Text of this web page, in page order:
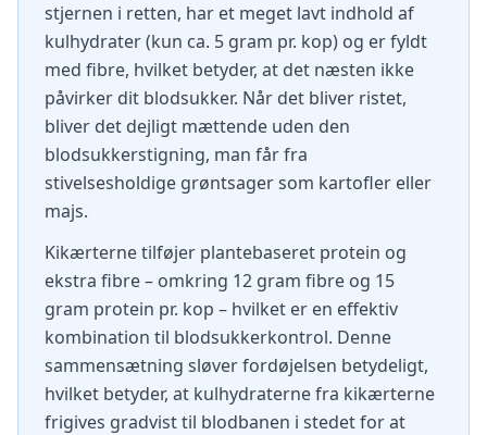
stjernen i retten, har et meget lavt indhold af
kulhydrater (kun ca. 5 gram pr. kop) og er fyldt
med fibre, hvilket betyder, at det næsten ikke
påvirker dit blodsukker. Når det bliver ristet,
bliver det dejligt mættende uden den
blodsukkerstigning, man får fra
stivelsesholdige grøntsager som kartofler eller
majs.
Kikærterne tilføjer plantebaseret protein og
ekstra fibre – omkring 12 gram fibre og 15
gram protein pr. kop – hvilket er en effektiv
kombination til blodsukkerkontrol. Denne
sammensætning sløver fordøjelsen betydeligt,
hvilket betyder, at kulhydraterne fra kikærterne
frigives gradvist til blodbanen i stedet for at